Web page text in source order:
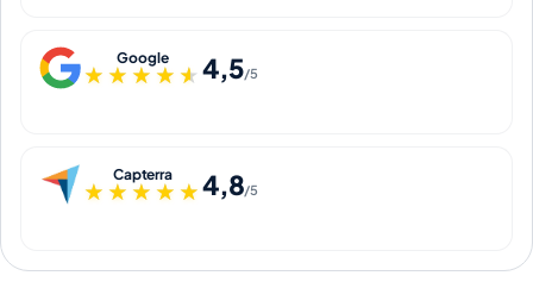
Google
★★★★★
★★★★★ 4,5/5
Capterra
★★★★★
★★★★★4,8/5